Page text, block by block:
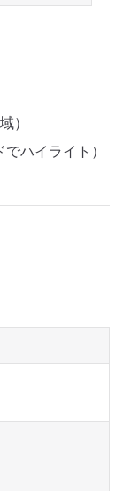
）
ハイライト）